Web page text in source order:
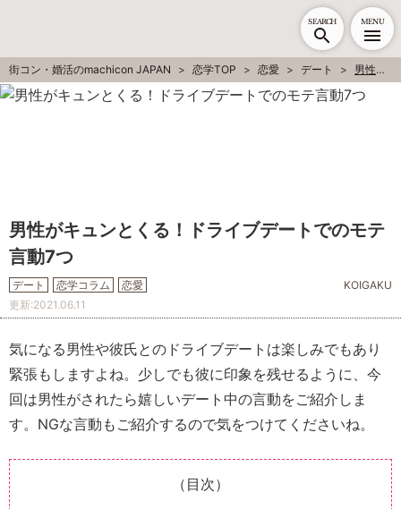
SEARCH MENU
街コン・婚活のmachicon JAPAN 恋学TOP 恋愛 デート 男性がキュンとくる！ドライブデートでのモテ言動7つ
男性がキュンとくる！ドライブデートでのモテ
言動7つ
デート 恋学コラム 恋愛
KOIGAKU
更新:2021.06.11
気になる男性や彼氏とのドライブデートは楽しみでもあり
緊張もしますよね。少しでも彼に印象を残せるように、今
回は男性がされたら嬉しいデート中の言動をご紹介しま
す。NGな言動もご紹介するので気をつけてくださいね。
（目次）